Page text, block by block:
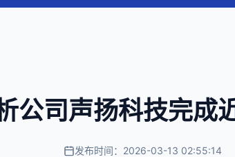
公司声扬科技完成
发布时间：2026-03-13 02:55:14